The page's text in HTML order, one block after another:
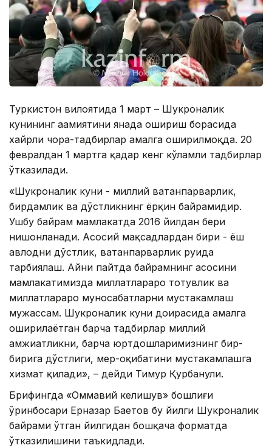
Туркистон вилоятида 1 март – Шукроналик
кунининг аҳамиятини янада ошириш борасида
хайрли чора-тадбирлар амалга оширилмоқда. 20
февралдан 1 мартга қадар кенг кўламли тадбирлар
ўтказилади.
«Шукроналик куни - миллий ватанпарварлик,
бирдамлик ва дўстликнинг ёрқин байрамидир.
Ушбу байрам мамлакатда 2016 йилдан бери
нишонланади. Асосий мақсадлардан бири - ёш
авлодни дўстлик, ватанпарварлик руҳида
тарбиялаш. Айни пайтда байрамнинг асосини
мамлакатимизда миллатлараро тотувлик ва
миллатлараро муносабатларни мустаҳкамлаш
мужассам. Шукроналик куни доирасида амалга
оширилаётган барча тадбирлар миллий
ҳамжиҳатликни, барча юртдошларимизнинг бир-
бирига дўстлиги, меҳр-оқибатини мустаҳкамлашга
хизмат қилади», – дейди Тимур Қурбанули.
Брифингда «Оммавий келишув» бошлиғи
ўринбосари Ерназар Баетов бу йилги Шукроналик
байрами ўтган йилгидан бошқача форматда
ўтказилишини таъкидлади.